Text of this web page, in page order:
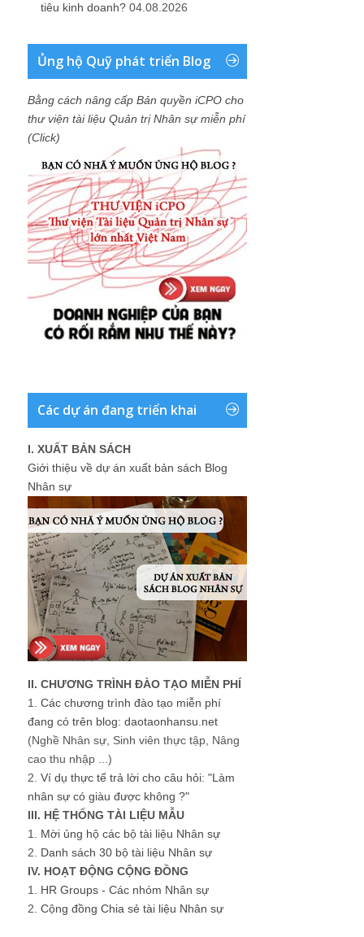
tiêu kinh doanh? 04.08.2026
Ủng hộ Quỹ phát triển Blog
Bằng cách nâng cấp Bản quyền iCPO cho
thư viện tài liệu Quản trị Nhân sự miễn phí
(Click)
Các dự án đang triển khai
I. XUẤT BẢN SÁCH
Giới thiệu về dự án xuất bản sách Blog
Nhân sự
II. CHƯƠNG TRÌNH ĐÀO TẠO MIỄN PHÍ
1. Các chương trình đào tạo miễn phí
đang có trên blog: daotaonhansu.net
(Nghề Nhân sự, Sinh viên thực tập, Nâng
cao thu nhập ...)
2. Ví dụ thực tế trả lời cho câu hỏi: "Làm
nhân sự có giàu được không ?"
III. HỆ THỐNG TÀI LIỆU MẪU
1. Mời ủng hộ các bộ tài liệu Nhân sự
2. Danh sách 30 bộ tài liệu Nhân sự
IV. HOẠT ĐỘNG CỘNG ĐỒNG
1. HR Groups - Các nhóm Nhân sự
2. Cộng đồng Chia sẻ tài liệu Nhân sự